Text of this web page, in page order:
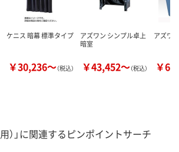
ケニス 暗幕 標準タイプ
￥30,236～（税込）
アズワン シンプル卓上
暗室
￥43,452～（税込）
アズワ
￥
）」に関連するピンポイントサーチ